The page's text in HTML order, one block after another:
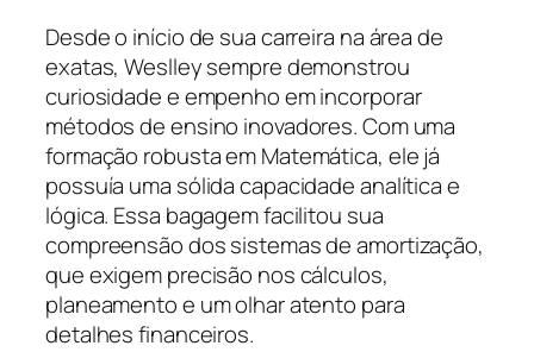
Desde o início de sua carreira na área de
exatas, Weslley sempre demonstrou
curiosidade e empenho em incorporar
métodos de ensino inovadores. Com uma
formação robusta em Matemática, ele já
possuía uma sólida capacidade analítica e
lógica. Essa bagagem facilitou sua
compreensão dos sistemas de amortização,
que exigem precisão nos cálculos,
planeamento e um olhar atento para
detalhes financeiros.